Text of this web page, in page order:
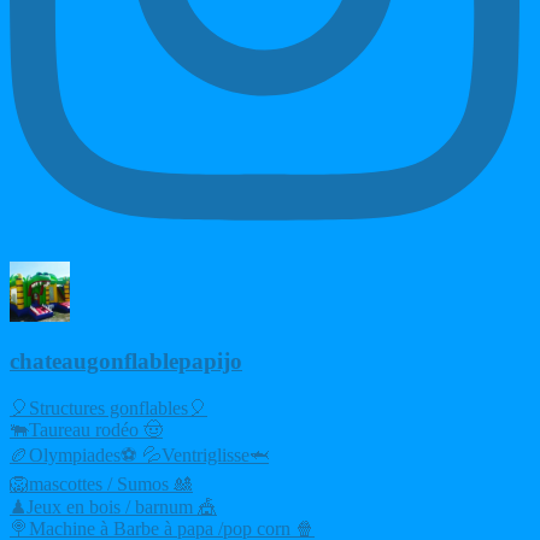
chateaugonflablepapijo
🎈Structures gonflables🎈
🐃Taureau rodéo 🤠
🏉Olympiades⚽ 💦Ventriglisse🦈
🦁mascottes / Sumos 🎎
♟Jeux en bois / barnum 🎪
🍭Machine à Barbe à papa /pop corn 🍿